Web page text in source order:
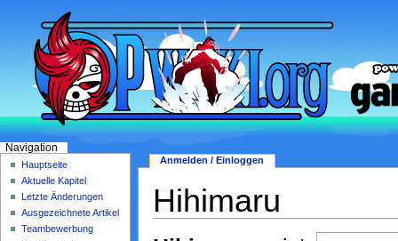
Hihimaru
Anmelden / Einloggen
Navigation
Hauptseite
Aktuelle Kapitel
Letzte Änderungen
Ausgezeichnete Artikel
Teambewerbung